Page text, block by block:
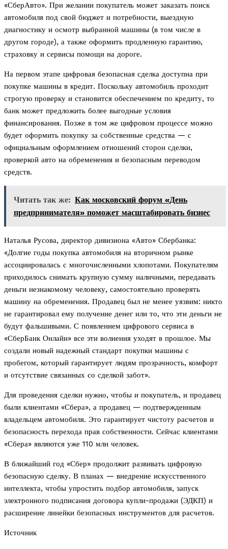
«СберАвто». При желании покупатель может заказать поиск
автомобиля под свой бюджет и потребности, выездную
диагностику и осмотр выбранной машины (в том числе в
другом городе), а также оформить продленную гарантию,
страховку и сервисы помощи на дороге.
На первом этапе цифровая безопасная сделка доступна при
покупке машины в кредит. Поскольку автомобиль проходит
строгую проверку и становится обеспечением по кредиту, то
банк может предложить более выгодные условия
финансирования. Позже в том же цифровом процессе можно
будет оформить покупку за собственные средства — с
официальным оформлением отношений сторон сделки,
проверкой авто на обременения и безопасным переводом
средств.
Читать так же: Как московский форум «День
предпринимателя» поможет масштабировать бизнес
Наталья Русова, директор дивизиона «Авто» Сбербанка:
«Долгие годы покупка автомобиля на вторичном рынке
ассоциировалась с многочисленными хлопотами. Покупателям
приходилось снимать крупную сумму наличными, передавать
деньги незнакомому человеку, самостоятельно проверять
машину на обременения. Продавец был не менее уязвим: никто
не гарантировал ему получение денег или то, что эти деньги не
будут фальшивыми. С появлением цифрового сервиса в
«СберБанк Онлайн» все эти волнения уходят в прошлое. Мы
создали новый надежный стандарт покупки машины с
пробегом, который гарантирует людям прозрачность, комфорт
и отсутствие связанных со сделкой забот».
Для проведения сделки нужно, чтобы и покупатель, и продавец
были клиентами «Сбера», а продавец — подтвержденным
владельцем автомобиля. Это гарантирует чистоту расчетов и
безопасность перехода прав собственности. Сейчас клиентами
«Сбера» являются уже 110 млн человек.
В ближайший год «Сбер» продолжит развивать цифровую
безопасную сделку. В планах — внедрение искусственного
интеллекта, чтобы упростить подбор автомобиля, запуск
электронного подписания договора купли-продажи (ЭДКП) и
расширение линейки безопасных инструментов для расчетов.
Источник